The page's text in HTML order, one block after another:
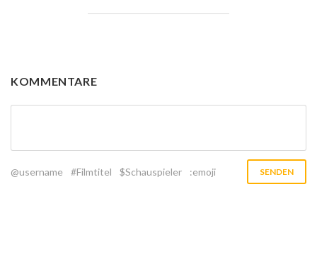
KOMMENTARE
@username #Filmtitel $Schauspieler :emoji